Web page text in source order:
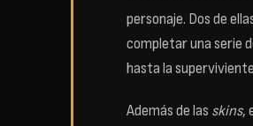
personaje. Dos de
completar una serie
hasta la
Además de las skins,